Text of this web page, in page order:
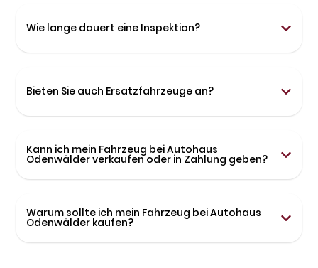
Wie lange dauert eine Inspektion?
Bieten Sie auch Ersatzfahrzeuge an?
Kann ich mein Fahrzeug bei Autohaus
Odenwälder verkaufen oder in Zahlung geben?
Warum sollte ich mein Fahrzeug bei Autohaus
Odenwälder kaufen?